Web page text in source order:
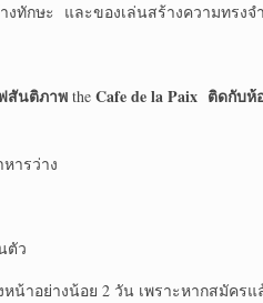
ทักษะ และของเล่นสร้างความทรงจ
สันติภาพ the Cafe de la Paix ติดกับห้
ารว่าง
ตัว
น้าอย่างน้อย 2 วัน เพราะหากสมัคร